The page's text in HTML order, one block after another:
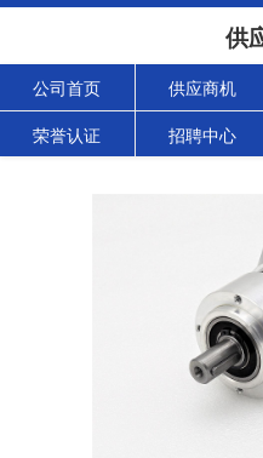
供
公司首页 供应商机
荣誉认证 招聘中心